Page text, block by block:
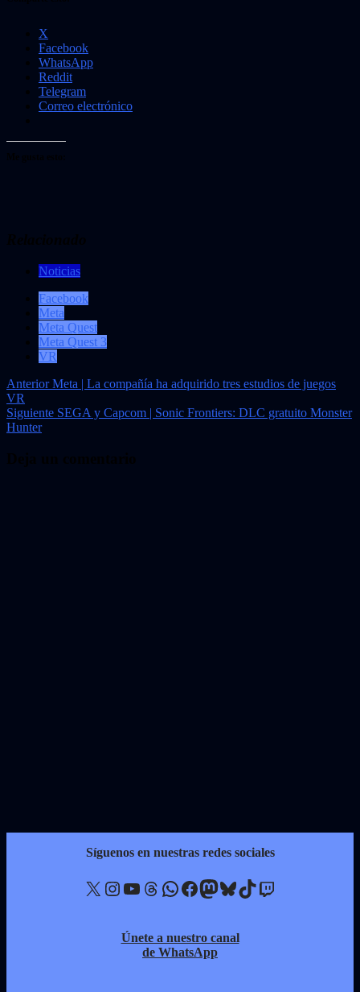
X
Facebook
WhatsApp
Reddit
Telegram
Correo electrónico
Noticias
Facebook
Meta
Meta Quest
Meta Quest 3
VR
Navegación
de
entradas
AnteriorMeta | La compañía ha adquirido tres estudios de juegos
VR
Siguiente SEGA y Capcom | Sonic Frontiers: DLC gratuito Monster
Hunter
Síguenos en nuestras redes sociales
X Instagram YouTube Threads WhatsApp Facebook Mastodon Bluesky TikTok Twitch
Únete a nuestro canal
de WhatsApp